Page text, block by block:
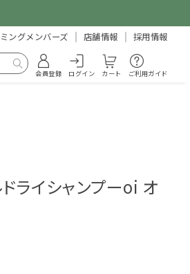
ングメンバーズ 店舗情報 採用情報
会員登録 ログイン カート ご利用ガイド
ライシャンプーoi オ